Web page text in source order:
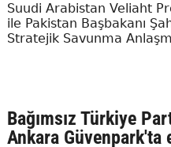
Suudi Arabistan Veliaht
ile Pakistan Başbakanı
Stratejik Savunma
Bağımsız Türkiye
Ankara